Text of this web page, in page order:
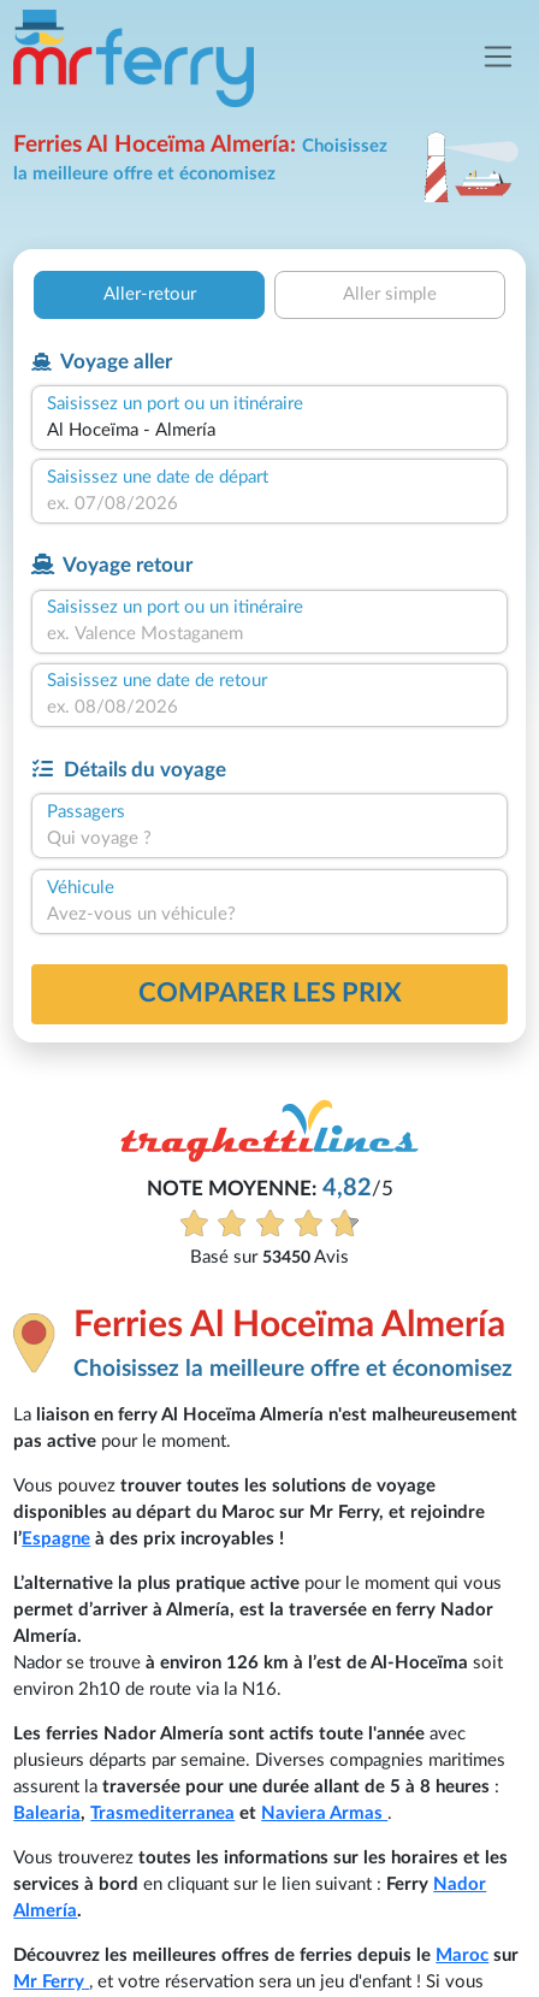
Ferries Al Hoceïma Almería:Choisissez
la meilleure offre et économisez
Aller-retour Aller simple
Voyage aller
Saisissez un port ou un itinéraire
Saisissez une date de départ
Voyage retour
Saisissez un port ou un itinéraire
Saisissez une date de retour
Détails du voyage
Passagers
Qui voyage ?
Véhicule
Avez-vous un véhicule?
COMPARER LES PRIX
NOTE MOYENNE:4,82/5
Basé sur 53450 Avis
Ferries Al Hoceïma Almería
Choisissez la meilleure offre et économisez
La liaison en ferry Al Hoceïma Almería n'est malheureusement
pas active pour le moment.
Vous pouveztrouver toutes les solutions de voyage
disponibles au départ du Maroc sur Mr Ferry, et rejoindre
l’Espagne à des prix incroyables !
L’alternative la plus pratique active pour le moment qui vous
permet d’arriver à Almería, est la traversée en ferry Nador
Almería.
Nador se trouveà environ 126 km à l’est de Al-Hoceïma soit
environ 2h10 de route via la N16.
Les ferries Nador Almería sont actifs toute l'année avec
plusieurs départs par semaine. Diverses compagnies maritimes
assurent latraversée pour une durée allant de 5 à 8 heures :
Balearia,Trasmediterranea et Naviera Armas .
Vous trouvereztoutes les informations sur les horaires et les
services à bord en cliquant sur le lien suivant : Ferry Nador
Almería.
Découvrez les meilleures offres de ferries depuis le Maroc sur
Mr Ferry , et votre réservation sera un jeu d'enfant ! Si vous